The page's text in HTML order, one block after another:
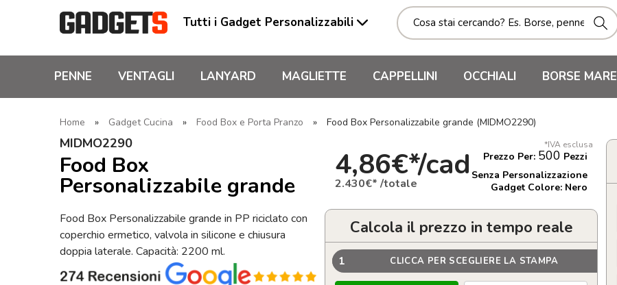
Tutti i Gadget Personalizzabili
PENNE VENTAGLI LANYARD MAGLIETTE CAPPELLINI OCCHIALI BORSE MARE
Home » Gadget Cucina » Food Box e Porta Pranzo » Food Box Personalizzabile grande (MIDMO2290)
MIDMO2290
Food Box
Personalizzabile grande
Food Box Personalizzabile grande in PP riciclato con
coperchio ermetico, valvola in silicone e chiusura
doppia laterale. Capacità: 2200 ml.
*IVA esclusa
4,86€*/cad
2.430€* /totale
Prezzo Per: 500 Pezzi
Senza Personalizzazione
Gadget Colore: Nero
Calcola il prezzo in tempo reale
1 CLICCA PER SCEGLIERE LA STAMPA